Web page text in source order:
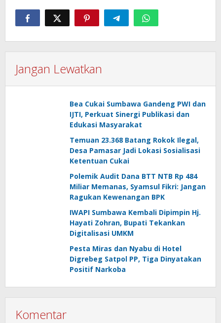
Jangan Lewatkan
Bea Cukai Sumbawa Gandeng PWI dan
IJTI, Perkuat Sinergi Publikasi dan
Edukasi Masyarakat
Temuan 23.368 Batang Rokok Ilegal,
Desa Pamasar Jadi Lokasi Sosialisasi
Ketentuan Cukai
Polemik Audit Dana BTT NTB Rp 484
Miliar Memanas, Syamsul Fikri: Jangan
Ragukan Kewenangan BPK
IWAPI Sumbawa Kembali Dipimpin Hj.
Hayati Zohran, Bupati Tekankan
Digitalisasi UMKM
Pesta Miras dan Nyabu di Hotel
Digrebeg Satpol PP, Tiga Dinyatakan
Positif Narkoba
Komentar